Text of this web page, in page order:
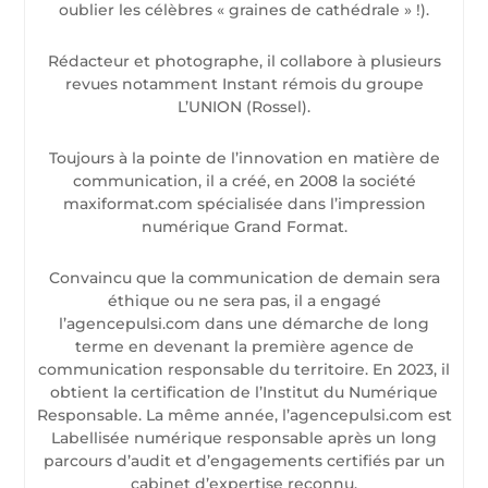
oublier les célèbres « graines de cathédrale » !).
Rédacteur et photographe, il collabore à plusieurs
revues notamment Instant rémois du groupe
L’UNION (Rossel).
Toujours à la pointe de l’innovation en matière de
communication, il a créé, en 2008 la société
maxiformat.com spécialisée dans l’impression
numérique Grand Format.
Convaincu que la communication de demain sera
éthique ou ne sera pas, il a engagé
l’agencepulsi.com dans une démarche de long
terme en devenant la première agence de
communication responsable du territoire. En 2023, il
obtient la certification de l’Institut du Numérique
Responsable. La même année, l’agencepulsi.com est
Labellisée numérique responsable après un long
parcours d’audit et d’engagements certifiés par un
cabinet d’expertise reconnu.